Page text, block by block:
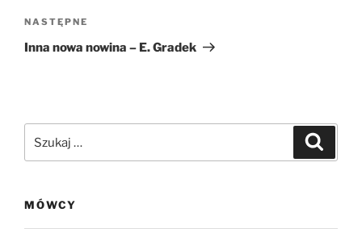
Następny
wpis
NASTĘPNE
Inna nowa nowina – E. Gradek
MÓWCY